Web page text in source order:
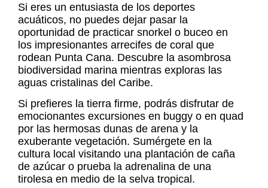
Si eres un entusiasta de los deportes
acuáticos, no puedes dejar pasar la
oportunidad de practicar snorkel o buceo en
los impresionantes arrecifes de coral que
rodean Punta Cana. Descubre la asombrosa
biodiversidad marina mientras exploras las
aguas cristalinas del Caribe.
Si prefieres la tierra firme, podrás disfrutar de
emocionantes excursiones en buggy o en quad
por las hermosas dunas de arena y la
exuberante vegetación. Sumérgete en la
cultura local visitando una plantación de caña
de azúcar o prueba la adrenalina de una
tirolesa en medio de la selva tropical.